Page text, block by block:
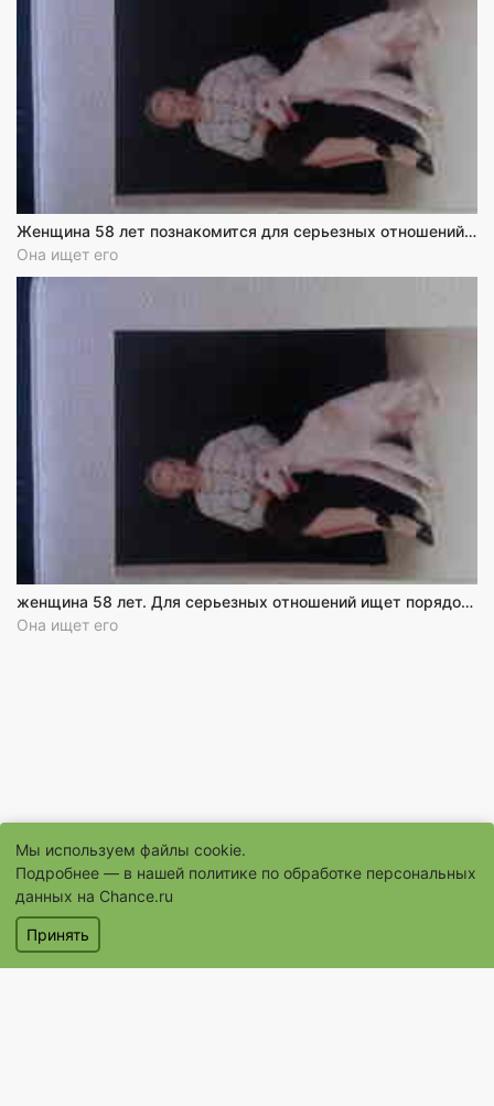
Женщина 58 лет познакомится для серьезных отношений с мужчиной от 55 до 66 лет
Она ищет его
женщина 58 лет. Для серьезных отношений ищет порядочного мужчину от 55 до 66 лет
Она ищет его
Мы используем файлы cookie.
Подробнее — в нашей политике по обработке персональных
данных на Chance.ru
Принять
© 1996–2026 Сайт бесплатных объявлений «Шанс.Ру»